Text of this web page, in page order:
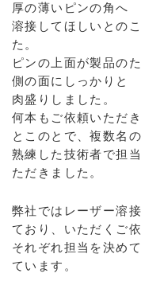
厚の薄いピンの角へ
溶接してほしいとの
た。
ピンの上面が製品の
側の面にしっかりと
肉盛りしました。
何本もご依頼いただ
とこのとで、複数名の
熟練した技術者で担
ただきました。
弊社ではレーザー溶
ており、いただくご
それぞれ担当を決め
ています。